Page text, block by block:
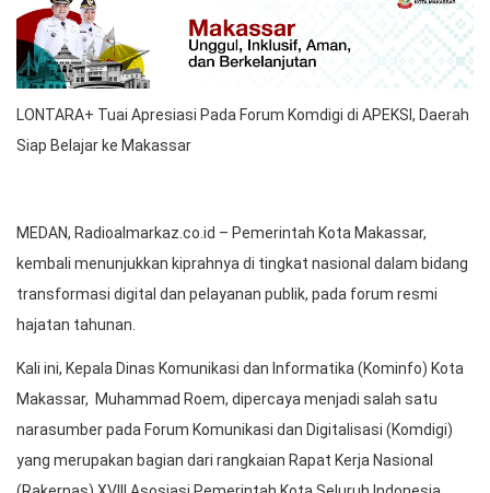
LONTARA+ Tuai Apresiasi Pada Forum Komdigi di APEKSI, Daerah
Siap Belajar ke Makassar
MEDAN, Radioalmarkaz.co.id – Pemerintah Kota Makassar,
kembali menunjukkan kiprahnya di tingkat nasional dalam bidang
transformasi digital dan pelayanan publik, pada forum resmi
hajatan tahunan.
Kali ini, Kepala Dinas Komunikasi dan Informatika (Kominfo) Kota
Makassar, Muhammad Roem, dipercaya menjadi salah satu
narasumber pada Forum Komunikasi dan Digitalisasi (Komdigi)
yang merupakan bagian dari rangkaian Rapat Kerja Nasional